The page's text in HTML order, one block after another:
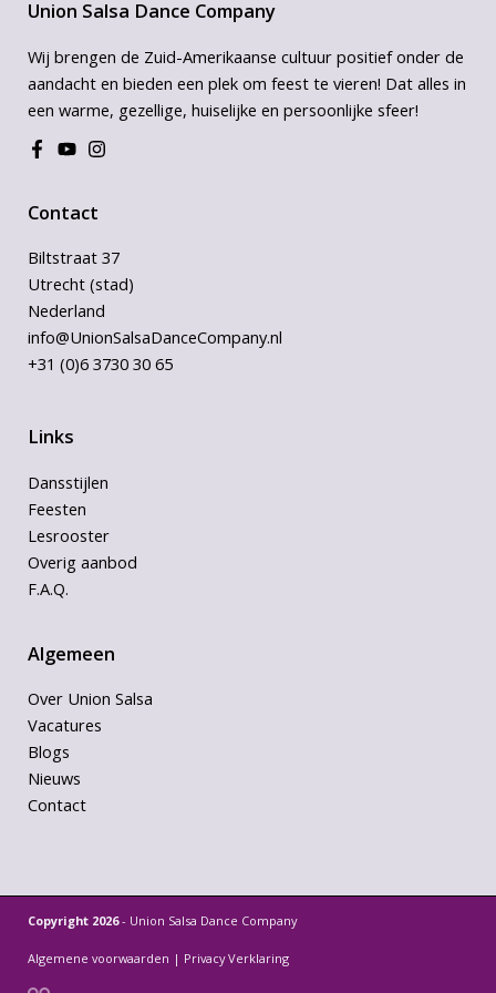
Union Salsa Dance Company
Wij brengen de Zuid-Amerikaanse cultuur positief onder de
aandacht en bieden een plek om feest te vieren! Dat alles in
een warme, gezellige, huiselijke en persoonlijke sfeer!
Contact
Biltstraat 37
Utrecht (stad)
Nederland
info@UnionSalsaDanceCompany.nl
+31 (0)6 3730 30 65
Links
Dansstijlen
Feesten
Lesrooster
Overig aanbod
F.A.Q.
Algemeen
Over Union Salsa
Vacatures
Blogs
Nieuws
Contact
Copyright 2026- Union Salsa Dance Company
Algemene voorwaarden | Privacy Verklaring